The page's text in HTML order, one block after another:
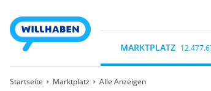
MARKTPLATZ
Startseite Marktplatz Alle Anzeigen